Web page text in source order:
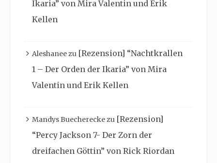
Ikaria” von Mira Valentin und Erik
Kellen
Aleshaneezu [Rezension] “Nachtkrallen
1 – Der Orden der Ikaria” von Mira
Valentin und Erik Kellen
Mandys Buechereckezu [Rezension]
“Percy Jackson 7- Der Zorn der
dreifachen Göttin” von Rick Riordan